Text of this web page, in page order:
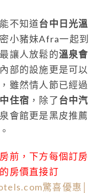
不知道台中日光溫
小豬妹Afra一起到
讓人放鬆的溫泉會
部的設施更是可以
雖然情人節已經過
住宿 ，除了台中汽
會館更是黑皮推薦
前，下方每個訂房
房價直接訂
驚喜優惠│